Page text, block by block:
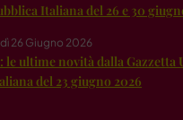
Italiana del 26 e 30
26 Giugno 2026
le ultime novità dalla Gazzetta
del 23 giugno 2026